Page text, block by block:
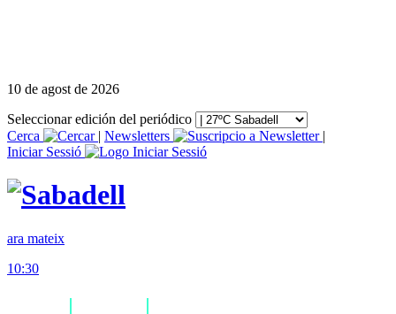
10 de agost de 2026
Seleccionar edición del periódico
Cerca
| Newsletters
|
Iniciar Sessió
ara mateix
10:30